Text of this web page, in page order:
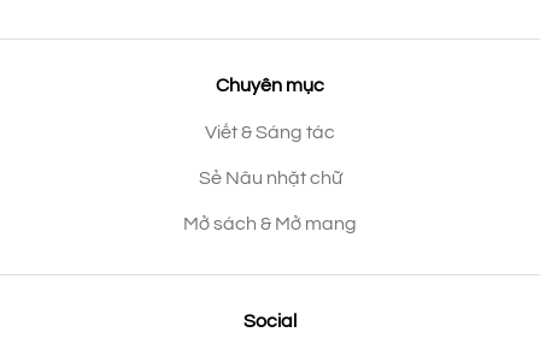
Chuyên mục
Viết & Sáng tác
Sẻ Nâu nhặt chữ
Mở sách & Mở mang
Social